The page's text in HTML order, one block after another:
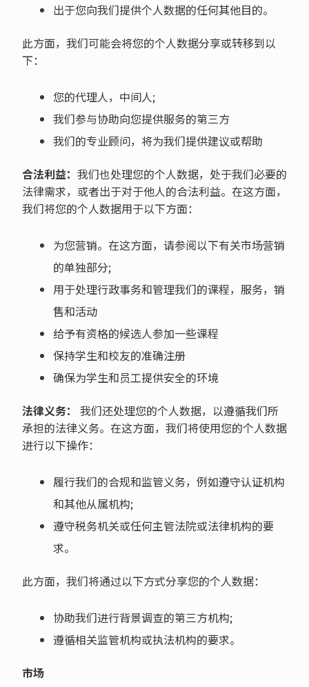
出于您向我们提供个人数据的任何其他目的。
此方面，我们可能会将您的个人数据分享或转移到以
下：
您的代理人，中间人;
我们参与协助向您提供服务的第三方
我们的专业顾问，将为我们提供建议或帮助
合法利益： 我们也处理您的个人数据，处于我们必要的
法律需求，或者出于对于他人的合法利益。在这方面，
我们将您的个人数据用于以下方面：
为您营销。在这方面，请参阅以下有关市场营销
的单独部分;
用于处理行政事务和管理我们的课程，服务，销
售和活动
给予有资格的候选人参加一些课程
保持学生和校友的准确注册
确保为学生和员工提供安全的环境
法律义务：
我们还处理您的个人数据，以遵循我们所
承担的法律义务。在这方面，我们将使用您的个人数据
进行以下操作：
履行我们的合规和监管义务，例如遵守认证机构
和其他从属机构;
遵守税务机关或任何主管法院或法律机构的要
求。
此方面，我们将通过以下方式分享您的个人数据：
协助我们进行背景调查的第三方机构;
遵循相关监管机构或执法机构的要求。
市场